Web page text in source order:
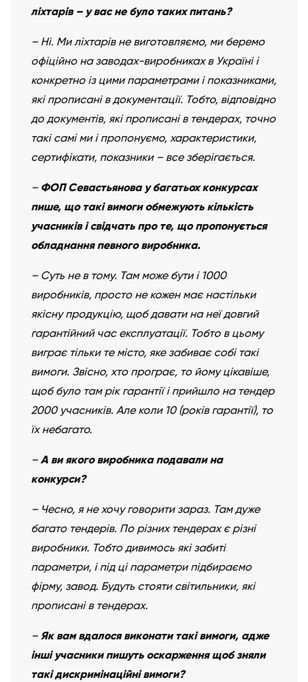
ліхтарів – у вас не було таких питань?
– Ні. Ми ліхтарів не виготовляємо, ми беремо
офіційно на заводах-виробниках в Україні і
конкретно із цими параметрами і показниками,
які прописані в документації. Тобто, відповідно
до документів, які прописані в тендерах, точно
такі самі ми і пропонуємо, характеристики,
сертифікати, показники – все зберігається.
– ФОП Севастьянова у багатьох конкурсах
пише, що такі вимоги обмежують кількість
учасників і свідчать про те, що пропонується
обладнання певного виробника.
– Суть не в тому. Там може бути і 1000
виробників, просто не кожен має настільки
якісну продукцію, щоб давати на неї довгий
гарантійний час експлуатації. Тобто в цьому
виграє тільки те місто, яке забиває собі такі
вимоги. Звісно, хто програє, то йому цікавіше,
щоб було там рік гарантії і прийшло на тендер
2000 учасників. Але коли 10 (років гарантії), то
їх небагато.
–А ви якого виробника подавали на
конкурси?
– Чесно, я не хочу говорити зараз. Там дуже
багато тендерів. По різних тендерах є різні
виробники. Тобто дивимось які забиті
параметри, і під ці параметри підбираємо
фірму, завод. Будуть стояти світильники, які
прописані в тендерах.
–Як вам вдалося виконати такі вимоги, адже
інші учасники пишуть оскарження щоб зняли
такі дискримінаційні вимоги?